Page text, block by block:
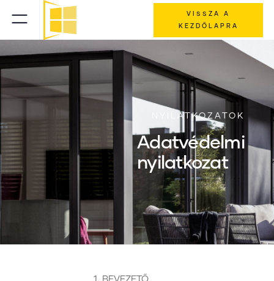
VISSZA A
KEZDŐLAPRA
NYILATKOZATOK
Adatvédelmi
nyilatkozat
HATÁLYOS: 2024.01.13.